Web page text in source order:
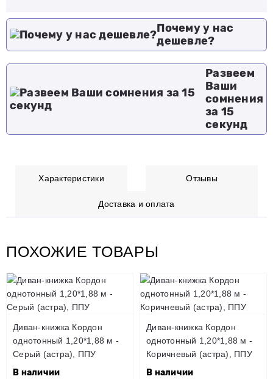
Почему у нас
дешевле?
Развеем
Ваши
сомнения
за 15
секунд
Характеристики Отзывы
Доставка и оплата
ПОХОЖИЕ ТОВАРЫ
Диван-книжка Кордон
однотонный 1,20*1,88 м -
Серый (астра), ППУ
В наличии
Диван-книжка Кордон
однотонный 1,20*1,88 м -
Коричневый (астра), ППУ
В наличии